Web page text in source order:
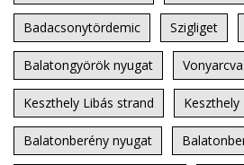
Badacsonytördemic Szigliget
Balatongyörök nyugat
Keszthely Libás strand Keszthely
Balatonberény nyugat